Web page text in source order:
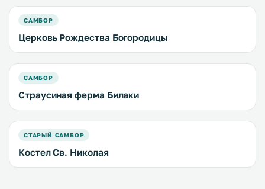
САМБОР
Церковь Рождества Богородицы
САМБОР
Страусиная ферма Билаки
СТАРЫЙ САМБОР
Костел Св. Николая